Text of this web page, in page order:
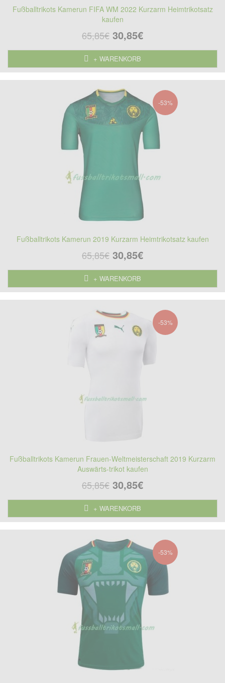
Fußballtrikots Kamerun FIFA WM 2022 Kurzarm Heimtrikotsatz
kaufen
65,85€ 30,85€
+ WARENKORB
-53%
Fußballtrikots Kamerun 2019 Kurzarm Heimtrikotsatz kaufen
65,85€ 30,85€
+ WARENKORB
-53%
Fußballtrikots Kamerun Frauen-Weltmeisterschaft 2019 Kurzarm
Auswärts-trikot kaufen
65,85€ 30,85€
+ WARENKORB
-53%